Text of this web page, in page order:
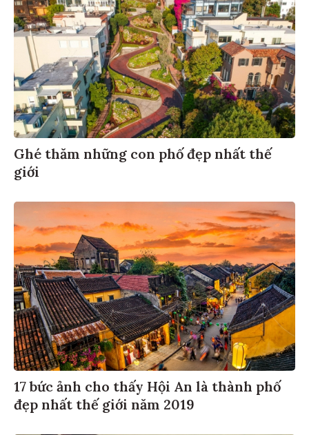
Ghé thăm những con phố đẹp nhất thế
giới
17 bức ảnh cho thấy Hội An là thành phố
đẹp nhất thế giới năm 2019